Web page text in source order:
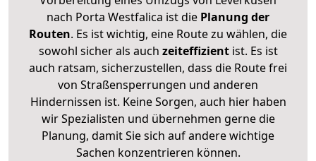
nach Porta Westfalica ist die Planung der
Routen. Es ist wichtig, eine Route zu wählen, die
sowohl sicher als auch zeiteffizientist. Es ist
auch ratsam, sicherzustellen, dass die Route frei
von Straßensperrungen und anderen
Hindernissen ist. Keine Sorgen, auch hier haben
wir Spezialisten und übernehmen gerne die
Planung, damit Sie sich auf andere wichtige
Sachen konzentrieren können.